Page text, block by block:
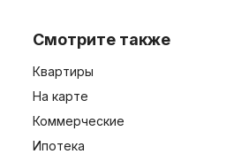
Смотрите также
Квартиры
На карте
Коммерческие
Ипотека